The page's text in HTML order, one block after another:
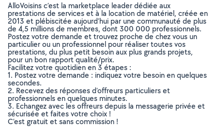
AlloVoisins c’est la marketplace leader dédiée aux
prestations de services et à la location de matériel, créée en
2013 et plébiscitée aujourd’hui par une communauté de plus
de 4,5 millions de membres, dont 300 000 professionnels.
Postez votre demande et trouvez proche de chez vous un
particulier ou un professionnel pour réaliser toutes vos
prestations, du plus petit besoin aux plus grands projets,
pour un bon rapport qualité/prix.
Facilitez votre quotidien en 3 étapes :
1. Postez votre demande : indiquez votre besoin en quelques
secondes.
2. Recevez des réponses d’offreurs particuliers et
professionnels en quelques minutes.
3. Echangez avec les offreurs depuis la messagerie privée et
sécurisée et faites votre choix !
C’est gratuit et sans commission !